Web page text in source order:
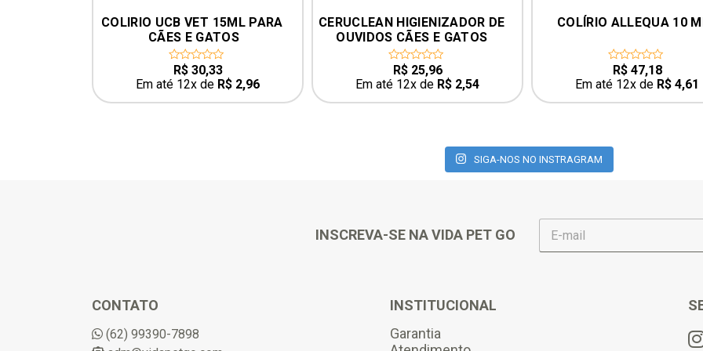
COLIRIO UCB VET 15ML PARA
CÃES E GATOS
0
out
of
5
R$30,33
Em até 12x de R$ 2,96
CERUCLEAN HIGIENIZADOR DE
OUVIDOS CÃES E GATOS
100ML UCB
0
out
of
5
R$25,96
Em até 12x de R$ 2,54
COLÍRIO ALLEQUA 10
0
out
of
5
R$47,18
Em até 12x de R$ 4,61
SIGA-NOS NO INSTRAGRAM
INSCREVA-SE NA VIDA PET GO
E
m
CONTATO
(62) 99390-7898
INSTITUCIONAL
Garantia